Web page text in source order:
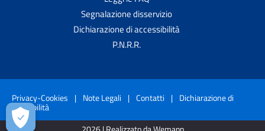
Segnalazione disservizio
Dichiarazione di accessibilità
P.N.R.R.
Privacy-Cookies | Note Legali | Contatti | Dichiarazione di
accessibilità